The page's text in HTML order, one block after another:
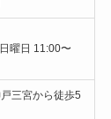
曜日 11:00〜
三宮から徒歩5